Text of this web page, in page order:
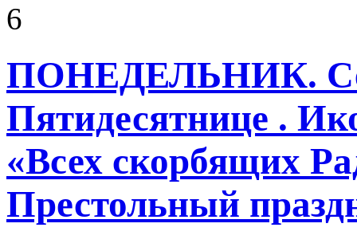
6
ПОНЕДЕЛЬНИК.
Пятидесятнице .
«Всех скорбящих
Престольный